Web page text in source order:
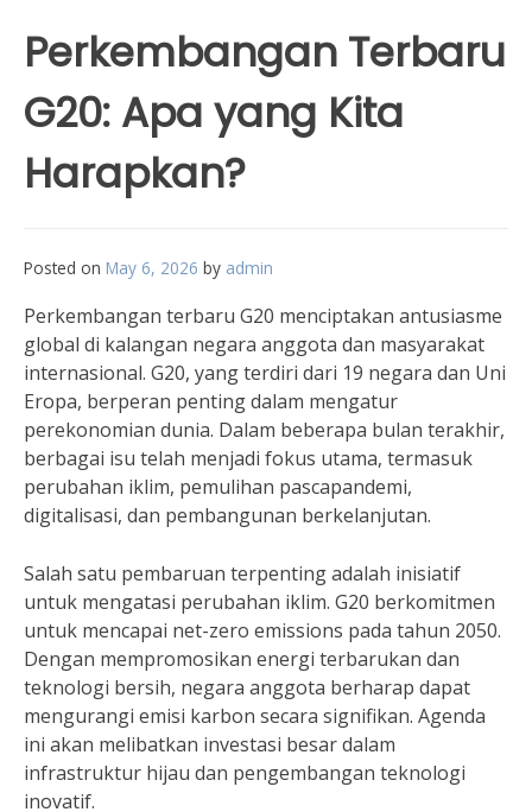
Perkembangan Terbaru
G20: Apa yang Kita
Harapkan?
Posted on May 6, 2026 by admin
Perkembangan terbaru G20 menciptakan antusiasme
global di kalangan negara anggota dan masyarakat
internasional. G20, yang terdiri dari 19 negara dan Uni
Eropa, berperan penting dalam mengatur
perekonomian dunia. Dalam beberapa bulan terakhir,
berbagai isu telah menjadi fokus utama, termasuk
perubahan iklim, pemulihan pascapandemi,
digitalisasi, dan pembangunan berkelanjutan.
Salah satu pembaruan terpenting adalah inisiatif
untuk mengatasi perubahan iklim. G20 berkomitmen
untuk mencapai net-zero emissions pada tahun 2050.
Dengan mempromosikan energi terbarukan dan
teknologi bersih, negara anggota berharap dapat
mengurangi emisi karbon secara signifikan. Agenda
ini akan melibatkan investasi besar dalam
infrastruktur hijau dan pengembangan teknologi
inovatif.